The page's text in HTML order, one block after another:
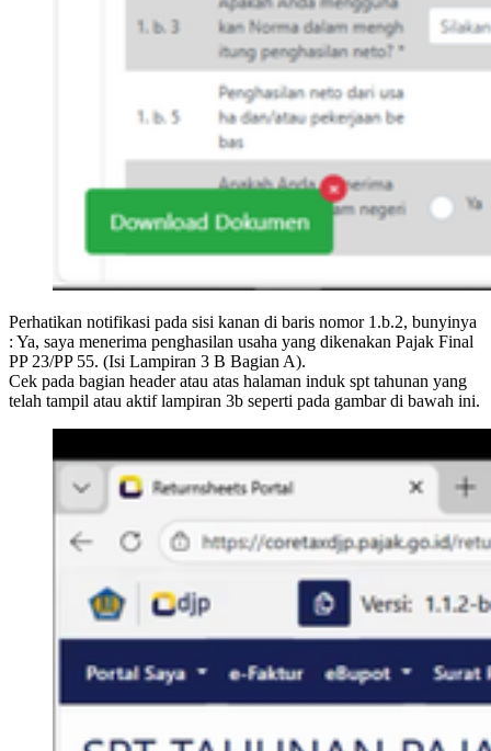
Perhatikan notifikasi pada sisi kanan di baris nomor 1.b.2, bunyinya
: Ya, saya menerima penghasilan usaha yang dikenakan Pajak Final
PP 23/PP 55. (Isi Lampiran 3 B Bagian A).
Cek pada bagian header atau atas halaman induk spt tahunan yang
telah tampil atau aktif lampiran 3b seperti pada gambar di bawah ini.